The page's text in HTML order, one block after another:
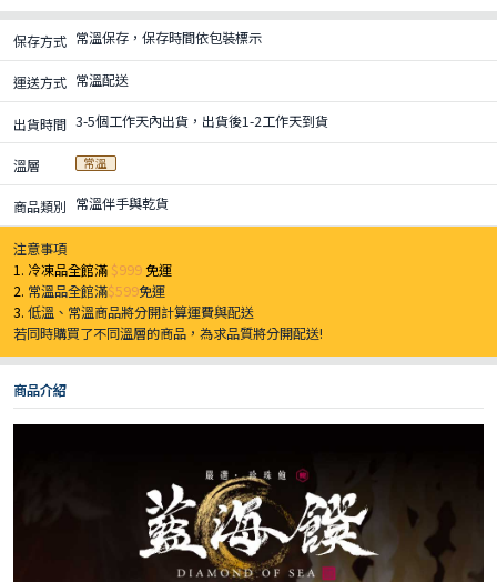
保存方式 常溫保存，保存時間依包裝標示
運送方式 常溫配送
出貨時間 3-5個工作天內出貨，出貨後1-2工作天到貨
溫層 常溫
商品類別 常溫伴手與乾貨
注意事項
1. 冷凍品全館滿 $999免運
2. 常溫品全館滿$599免運
3.低溫、常溫商品將分開計算運費與配送
若同時購買了不同溫層的商品，為求品質將分開配送!
商品介紹